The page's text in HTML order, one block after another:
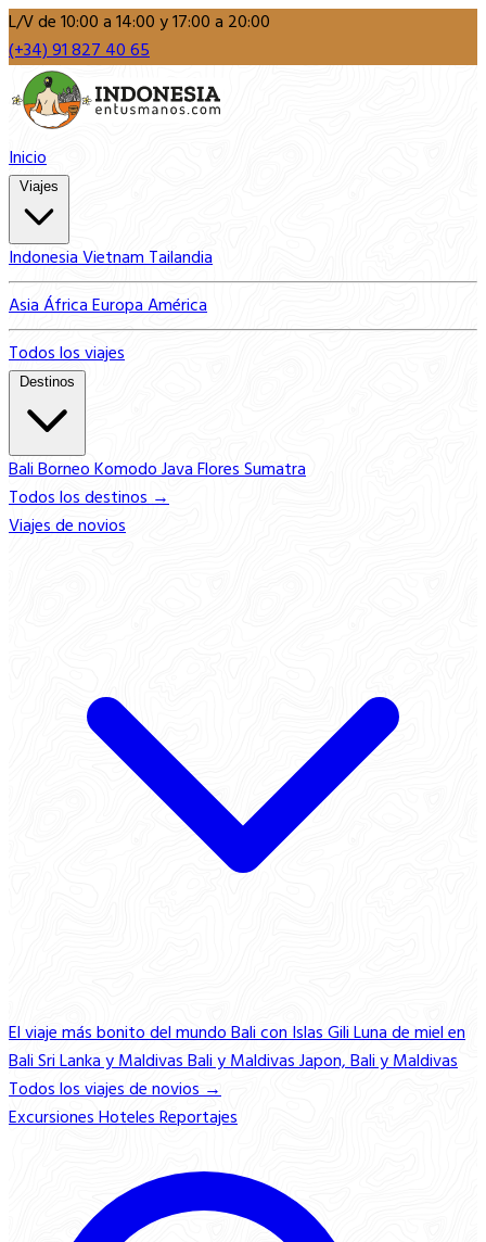
L/V de 10:00 a 14:00 y 17:00 a 20:00
(+34) 91 827 40 65
Inicio
IndonesiaVietnamTailandia
AsiaÁfricaEuropaAmérica
Todos los viajes
BaliBorneoKomodoJavaFloresSumatra
Todos los destinos →
Viajes de novios
El viaje más bonito del mundoBali con Islas GiliLuna de miel en
BaliSri Lanka y MaldivasBali y MaldivasJapon, Bali y Maldivas
Todos los viajes de novios →
ExcursionesHotelesReportajes